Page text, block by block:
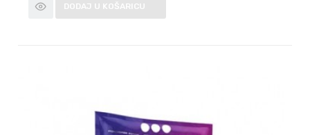
DODAJ U KOŠARICU